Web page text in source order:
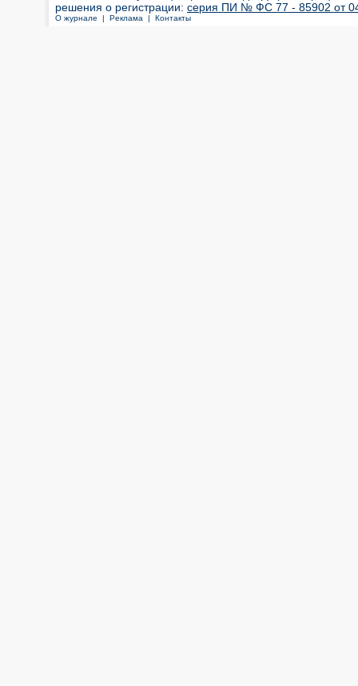
решения о регистрации: серия ПИ № ФС 77 - 85902 от 04
О журнале | Реклама | Контакты